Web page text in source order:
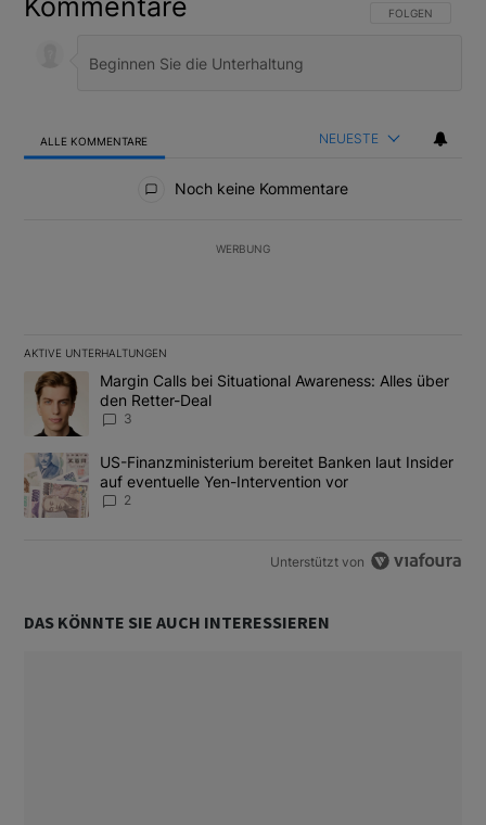
Kommentare FOLGE DIESER
FOLGEN
ALLE KOMMENTARE NEUESTE
Noch keine Kommentare
WERBUNG
AKTIVE UNTERHALTUNGEN
Das Folgende ist eine Liste der am meisten kommentierten
Ein Trendartikel mit dem Titel "Margin Calls bei Situational
Margin Calls bei Situational Awareness: Alles über
den Retter-Deal
3
Ein Trendartikel mit dem Titel "US-Finanzministerium bereitet
US-Finanzministerium bereitet Banken laut Insider
auf eventuelle Yen-Intervention vor
2
Unterstützt von
DAS KÖNNTE SIE AUCH INTERESSIEREN